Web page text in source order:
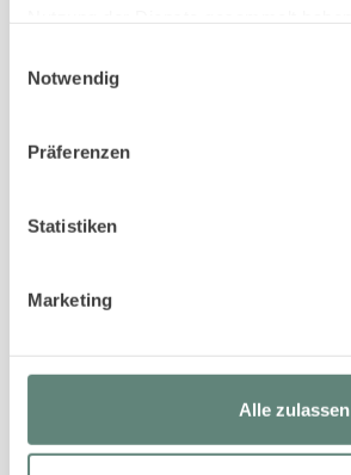
Notwendig
Präferenzen
Statistiken
Marketing
Alle zulassen
Managerin Operatives Geschäft